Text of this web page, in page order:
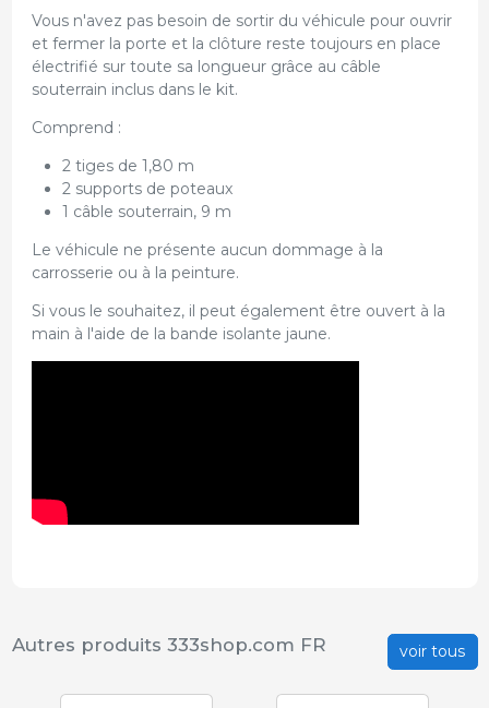
Vous n'avez pas besoin de sortir du véhicule pour ouvrir
et fermer la porte et la clôture reste toujours en place
électrifié sur toute sa longueur grâce au câble
souterrain inclus dans le kit.
Comprend :
2 tiges de 1,80 m
2 supports de poteaux
1 câble souterrain, 9 m
Le véhicule ne présente aucun dommage à la
carrosserie ou à la peinture.
Si vous le souhaitez, il peut également être ouvert à la
main à l'aide de la bande isolante jaune.
voir tous
Autres produits 333shop.com FR